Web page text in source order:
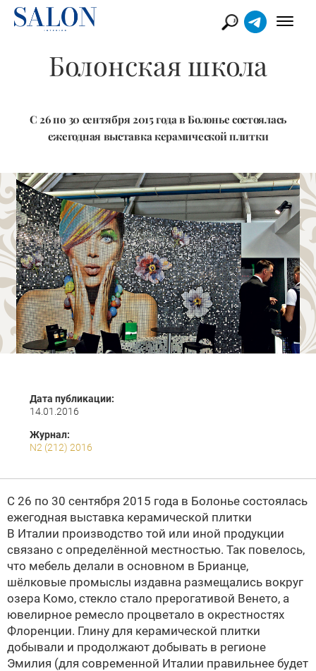
Болонская школа
С 26 по 30 сентября 2015 года в Болонье состоялась
ежегодная выставка керамической плитки
Дата публикации:
14.01.2016
Журнал:
N2 (212) 2016
С 26 по 30 сентября 2015 года в Болонье состоялась
ежегодная выставка керамической плитки
В Италии производство той или иной продукции
связано с определённой местностью. Так повелось,
что мебель делали в основном в Брианце,
шёлковые промыслы издавна размещались вокруг
озера Комо, стекло стало прерогативой Венето, а
ювелирное ремесло процветало в окрестностях
Флоренции. Глину для керамической плитки
добывали и продолжают добывать в регионе
Эмилия (для современной Италии правильнее будет